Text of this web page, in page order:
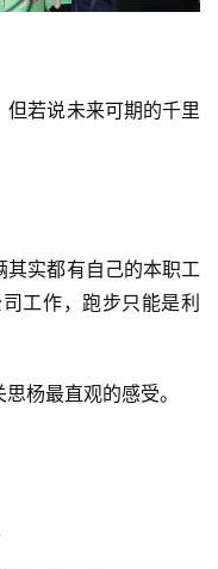
但若说未来可期的千里
工作，跑步只能是利
杨最直观的感受。